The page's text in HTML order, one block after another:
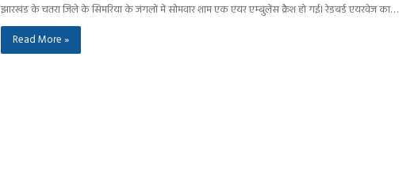
झारखंड के चतरा जिले के सिमरिया के जंगलों में सोमवार शाम एक एयर एम्बुलेंस क्रैश हो गई। रेडबर्ड एयरवेज का…
Read More »